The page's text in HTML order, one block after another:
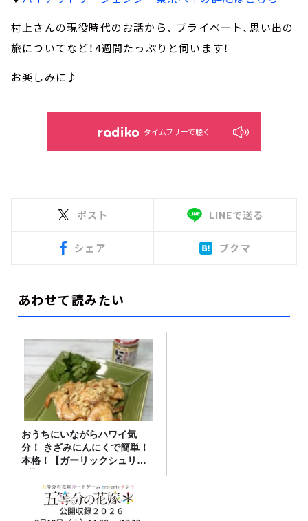
村上さんの現役時代のお話から、 プライベート、思い出の
旅についてなど！4週間たっぷりと伺います！
お楽しみに♪
タイムフリーで聴く
ポスト LINEで送る
シェア ブクマ
あわせて読みたい
おうちにいながらハワイ気
分！ きざみにんにくで簡単！
本格！【ガーリックシュリン
プ】 桃屋のかんたんレシピ